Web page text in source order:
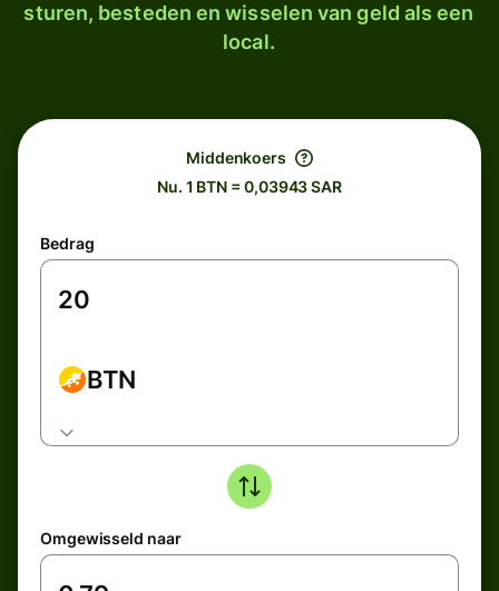
sturen, besteden en wisselen van geld als een
local.
Middenkoers
Nu. 1 BTN = 0,03943 SAR
Bedrag
BTN
Omgewisseld naar